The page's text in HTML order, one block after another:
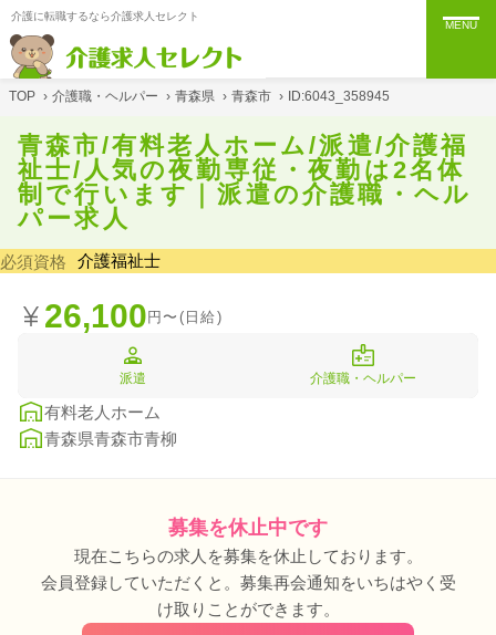
介護に転職するなら介護求人セレクト
MENU
TOP › 介護職・ヘルパー › 青森県 › 青森市 › ID:6043_358945
青森市/有料老人ホーム/派遣/介護福
祉士/人気の夜勤専従・夜勤は2名体
制で行います｜派遣の介護職・ヘル
パー求人
必須資格 介護福祉士
26,100円〜(日給)
派遣 介護職・ヘルパー
有料老人ホーム
青森県青森市青柳
募集を休止中です
現在こちらの求人を募集を休止しております。
会員登録していただくと。募集再会通知をいちはやく受
け取りことができます。